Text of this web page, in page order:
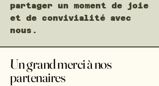
partager un moment de joie
et de convivialité avec
nous.
Un grand merci à nos
partenaires